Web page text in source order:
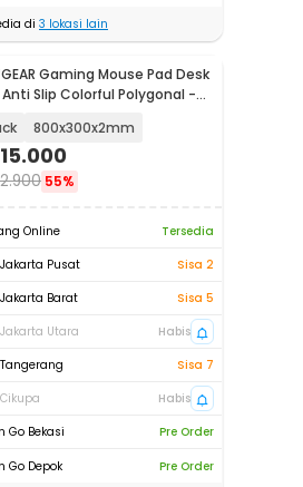
di 3 lokasi lain
Gaming Mouse Pad Desk
Slip Colorful Polygonal -
800x300x2mm
15.000
55%
Online
Tersedia
Jakarta Pusat
Sisa 2
Jakarta Barat
Sisa 5
Jakarta Utara
Habis
Sisa 7
Habis
Go Bekasi
Pre Order
Go Depok Pre Order